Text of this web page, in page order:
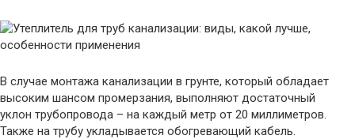
В случае монтажа канализации в грунте, который обладает
высоким шансом промерзания, выполняют достаточный
уклон трубопровода – на каждый метр от 20 миллиметров.
Также на трубу укладывается обогревающий кабель.